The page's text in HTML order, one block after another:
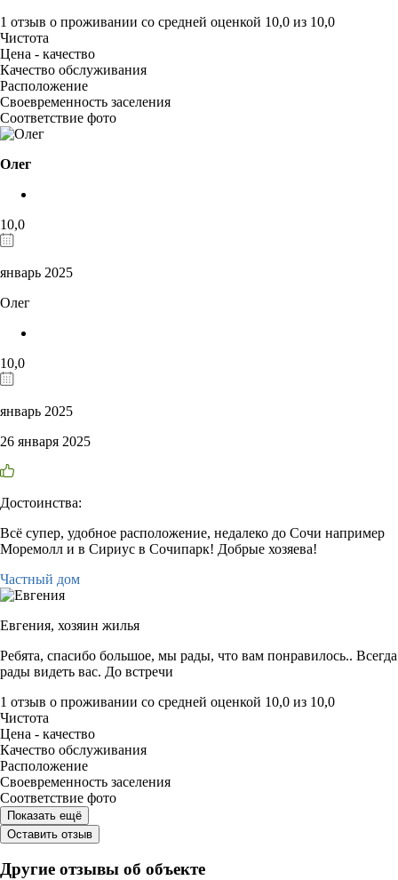
1 отзыв о проживании со средней оценкой 10,0 из 10,0
Чистота
Цена - качество
Качество обслуживания
Расположение
Своевременность заселения
Соответствие фото
Олег
10,0
январь 2025
Олег
10,0
январь 2025
26 января 2025
Достоинства:
Всё супер, удобное расположение, недалеко до Сочи например
Моремолл и в Сириус в Сочипарк! Добрые хозяева!
Частный дом
Евгения, хозяин жилья
Ребята, спасибо большое, мы рады, что вам понравилось.. Всегда
рады видеть вас. До встречи
1 отзыв о проживании со средней оценкой 10,0 из 10,0
Чистота
Цена - качество
Качество обслуживания
Расположение
Своевременность заселения
Соответствие фото
Показать ещё
Оставить отзыв
Другие отзывы об объекте